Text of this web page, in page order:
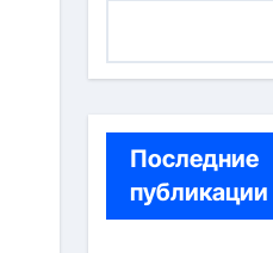
Последние
публикации